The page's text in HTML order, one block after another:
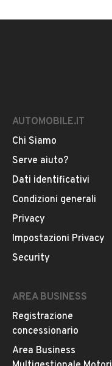
AUTOMOBILE.IT
Chi Siamo
Serve aiuto?
Dati identificativi
Condizioni generali
Privacy
Impostazioni Privacy
Security
AREA BUSINESS
Registrazione
concessionario
Area Business